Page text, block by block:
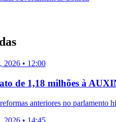
2026 • 12:00
de 1,18 milhões à
anteriores no parlamento
2026 • 14:45